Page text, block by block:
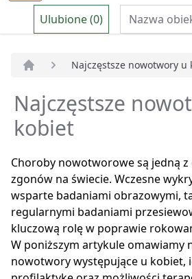
Ulubione (0)
Najczęstsze nowotwory u
Najczęstsze
kobiet
Choroby nowotworowe są jedną z
zgonów na świecie. Wczesne
wsparte badaniami obrazowymi,
regularnymi badaniami
kluczową rolę w poprawie
W poniższym artykule omawiamy
nowotwory występujące u kobiet,